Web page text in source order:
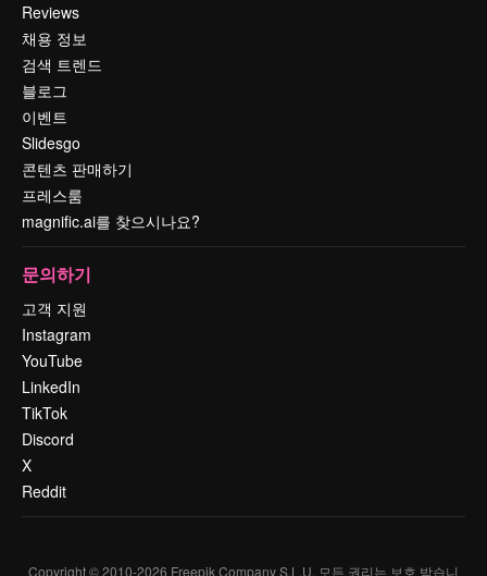
Reviews
채용 정보
검색 트렌드
블로그
이벤트
Slidesgo
콘텐츠 판매하기
프레스룸
magnific.ai를 찾으시나요?
문의하기
고객 지원
Instagram
YouTube
LinkedIn
TikTok
Discord
X
Reddit
Copyright © 2010-2026 Freepik Company S.L.U. 모든 권리는 보호 받습니